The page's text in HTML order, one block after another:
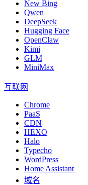
New Bing
Qwen
DeepSeek
Hugging Face
OpenClaw
Kimi
GLM
MiniMax
互联网
Chrome
PaaS
CDN
HEXO
Halo
Typecho
WordPress
Home Assistant
域名